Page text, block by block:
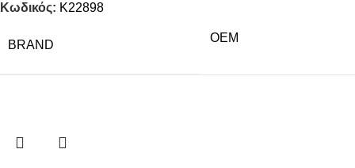
Κωδικός: Κ22898
BRAND
OEM